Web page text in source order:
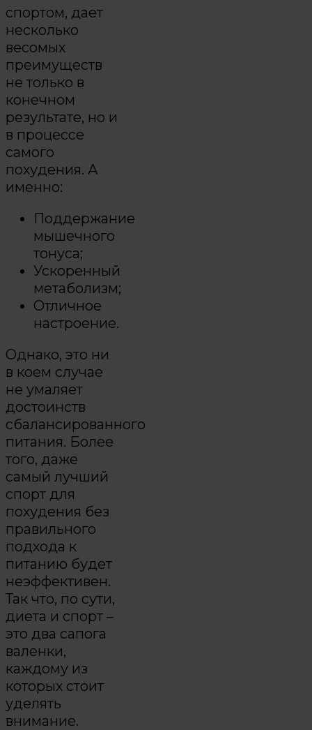
спортом, дает
несколько
весомых
преимуществ
не только в
конечном
результате, но и
в процессе
самого
похудения. А
именно:
Поддержание
мышечного
тонуса;
Ускоренный
метаболизм;
Отличное
настроение.
Однако, это ни
в коем случае
не умаляет
достоинств
сбалансированного
питания. Более
того, даже
самый лучший
спорт для
похудения без
правильного
подхода к
питанию будет
неэффективен.
Так что, по сути,
диета и спорт –
это два сапога
валенки,
каждому из
которых стоит
уделять
внимание.